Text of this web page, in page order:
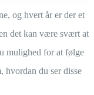
og hvert år er der et
det kan være svært at
mulighed for at følge
hvordan du ser disse